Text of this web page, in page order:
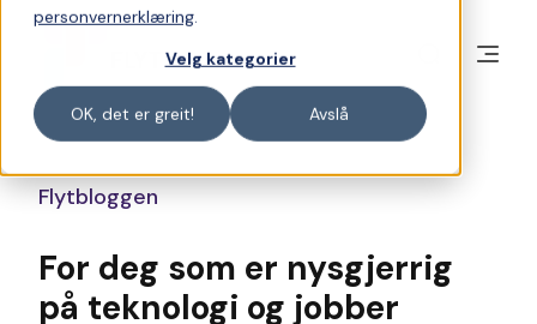
personvernerklæring.
Velg kategorier
OK, det er greit! Avslå
Flytbloggen
For deg som er nysgjerrig
på teknologi og jobber